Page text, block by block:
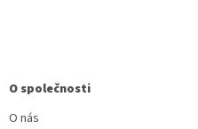
O společnosti
O nás